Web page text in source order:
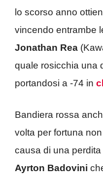
lo scorso anno
vincendo entrambe
Jonathan Rea
quale rosicchia una
portandosi a -74 in
Bandiera rossa
volta per fortuna
causa di una perdita
Ayrton Badovini